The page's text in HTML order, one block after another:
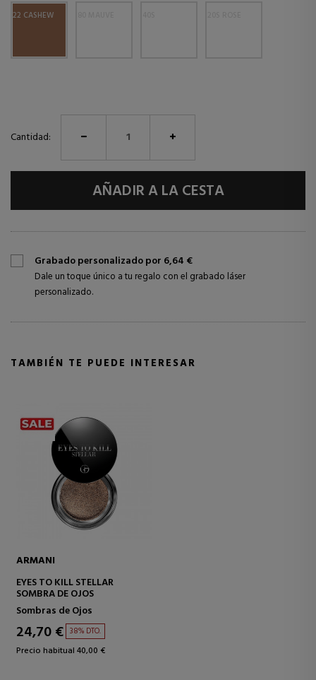
22 CASHEW
Cantidad:
AÑADIR A LA CESTA
Grabado personalizado por 6,64 €
Dale un toque único a tu regalo con el grabado láser
personalizado.
TAMBIÉN TE PUEDE INTERESAR
ARMANI
EYES TO KILL STELLAR
SOMBRA DE OJOS
Sombras de Ojos
24,70 € 38% DTO.
Precio habitual 40,00 €